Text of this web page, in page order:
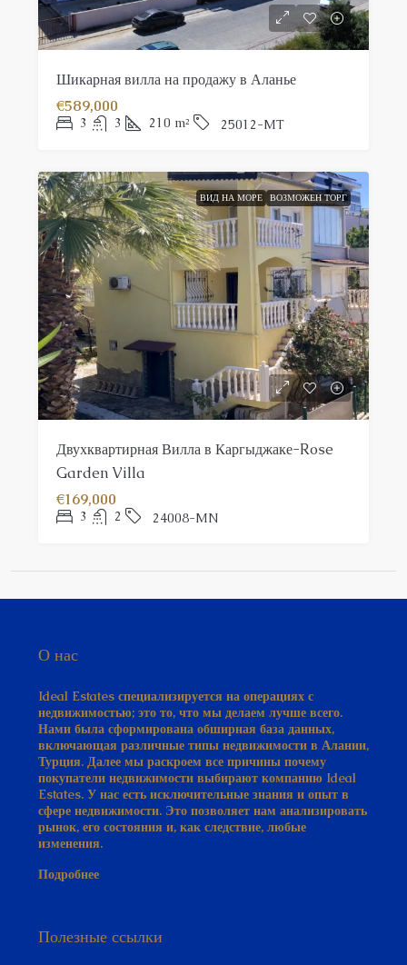
Шикарная вилла на продажу в Аланье
€589,000
3 3 210 m² 25012-MT
ВИД НА МОРЕ ВОЗМОЖЕН ТОРГ
Двухквартирная Вилла в Каргыджаке-Rose
Garden Villa
€169,000
3 2 24008-MN
О нас
Ideal Estates специализируется на операциях с
недвижимостью; это то, что мы делаем лучше всего.
Нами была сформирована обширная база данных,
включающая различные типы недвижимости в Алании,
Турция. Далее мы раскроем все причины почему
покупатели недвижимости выбирают компанию Ideal
Estates. У нас есть исключительные знания и опыт в
сфере недвижимости. Это позволяет нам анализировать
рынок, его состояния и, как следствие, любые
изменения.
Подробнее
Полезные ссылки